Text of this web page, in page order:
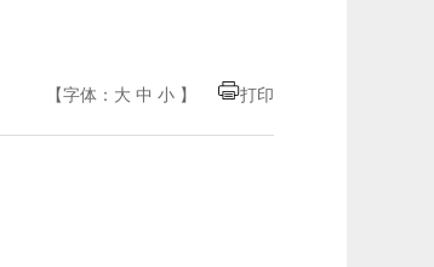
【字体： 大 中 小 】 打印